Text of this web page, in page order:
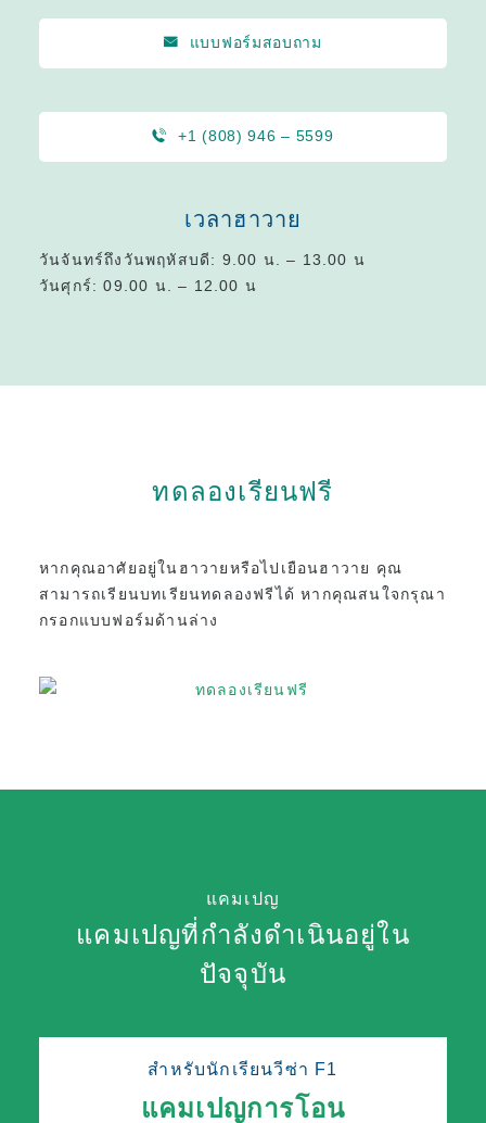
แบบฟอร์มสอบถาม
+1 (808) 946 – 5599
เวลาฮาวาย
วันจันทร์ถึงวันพฤหัสบดี: 9.00 น. – 13.00 น
วันศุกร์: 09.00 น. – 12.00 น
ทดลองเรียนฟรี
หากคุณอาศัยอยู่ในฮาวายหรือไปเยือนฮาวาย คุณ
สามารถเรียนบทเรียนทดลองฟรีได้ หากคุณสนใจกรุณา
กรอกแบบฟอร์มด้านล่าง
แคมเปญ
แคมเปญที่กำลังดำเนินอยู่ใน
ปัจจุบัน
สำหรับนักเรียนวีซ่า F1
แคมเปญการโอน